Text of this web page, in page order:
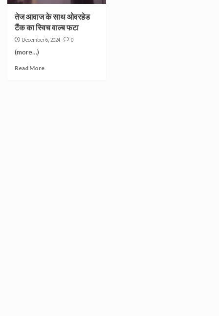
तेज आवाज के साथ ओवरहेड
टैंक का स्विच वाल्ब फटा
December 6, 2024 0
(more…)
Read More